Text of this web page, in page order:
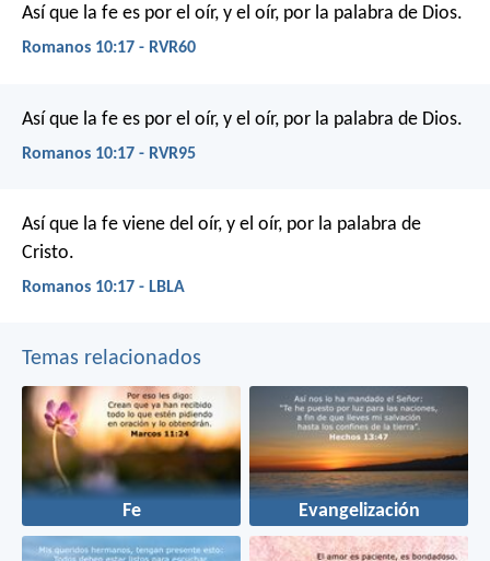
Así que la fe es por el oír, y el oír, por la palabra de Dios.
Romanos 10:17 - RVR60
Así que la fe es por el oír, y el oír, por la palabra de Dios.
Romanos 10:17 - RVR95
Así que la fe viene del oír, y el oír, por la palabra de
Cristo.
Romanos 10:17 - LBLA
Temas relacionados
Fe Evangelización